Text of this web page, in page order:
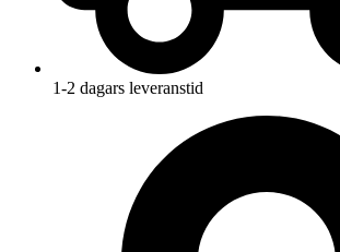
1-2 dagars leveranstid